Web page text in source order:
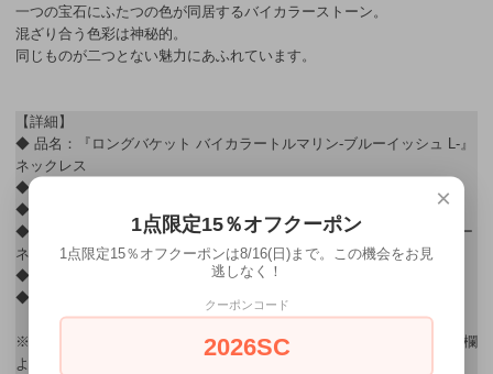
一つの宝石にふたつの色が同居するバイカラーストーン。
混ざり合う色彩は神秘的。
同じものが二つとない魅力にあふれています。
【詳細】
◆ 品名：『ロングバケット バイカラートルマリン-ブルーイッシュ L-』
ネックレス
◆ 価格：330,000円(税込)
◆ 素材：プラチナ
◆ 宝石：バイカラートルマリン 3.58ct/マルチサファイア,グリーンガー
ネット,ダイヤモンド 0.05ct
◆ 寸法：縦30×横5㎜(バイカラートルマリン縦20㎜)
◆ チェーン：長さ45㎝,スライドアジャスター付き
※ ギフト用ラッピングをご希望されるお客様はご購入後、連絡・通信欄
よりお申し込み下さい。
×
1点限定15％オフクーポン
1点限定15％オフクーポンは8/16(日)まで。この機会をお見
逃しなく！
クーポンコード
2026SC